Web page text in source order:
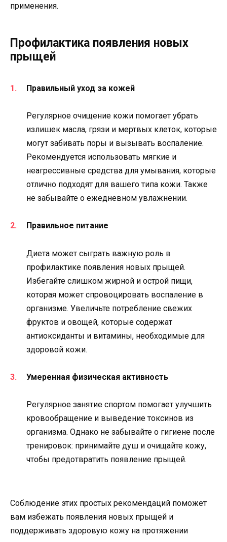
применения.
Профилактика появления новых
прыщей
Правильный уход за кожей
Регулярное очищение кожи помогает убрать
излишек масла, грязи и мертвых клеток, которые
могут забивать поры и вызывать воспаление.
Рекомендуется использовать мягкие и
неагрессивные средства для умывания, которые
отлично подходят для вашего типа кожи. Также
не забывайте о ежедневном увлажнении.
Правильное питание
Диета может сыграть важную роль в
профилактике появления новых прыщей.
Избегайте слишком жирной и острой пищи,
которая может спровоцировать воспаление в
организме. Увеличьте потребление свежих
фруктов и овощей, которые содержат
антиоксиданты и витамины, необходимые для
здоровой кожи.
Умеренная физическая активность
Регулярное занятие спортом помогает улучшить
кровообращение и выведение токсинов из
организма. Однако не забывайте о гигиене после
тренировок: принимайте душ и очищайте кожу,
чтобы предотвратить появление прыщей.
Соблюдение этих простых рекомендаций поможет
вам избежать появления новых прыщей и
поддерживать здоровую кожу на протяжении